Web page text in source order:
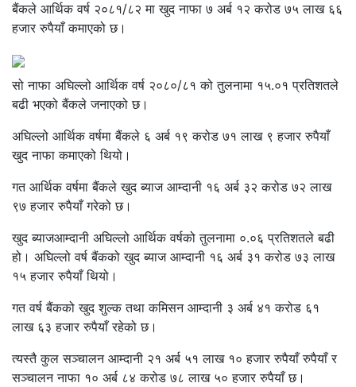
बैंकले आर्थिक वर्ष २०८१/८२ मा खुद नाफा ७ अर्ब १२ करोड ७५ लाख ६६
हजार रुपैयाँ कमाएको छ।
सो नाफा अघिल्लो आर्थिक वर्ष २०८०/८१ को तुलनामा १५.०१ प्रतिशतले
बढी भएको बैंकले जनाएको छ।
अघिल्लो आर्थिक वर्षमा बैंकले ६ अर्ब १९ करोड ७१ लाख ९ हजार रुपैयाँ
खुद नाफा कमाएको थियो।
गत आर्थिक वर्षमा बैंकले खुद ब्याज आम्दानी १६ अर्ब ३२ करोड ७२ लाख
९७ हजार रुपैयाँ गरेको छ।
खुद ब्याजआम्दानी अघिल्लो आर्थिक वर्षको तुलनामा ०.०६ प्रतिशतले बढी
हो। अघिल्लो वर्ष बैंकको खुद ब्याज आम्दानी १६ अर्ब ३१ करोड ७३ लाख
१५ हजार रुपैयाँ थियो।
गत वर्ष बैंकको खुद शुल्क तथा कमिसन आम्दानी ३ अर्ब ४१ करोड ६१
लाख ६३ हजार रुपैयाँ रहेको छ।
त्यस्तै कुल सञ्चालन आम्दानी २१ अर्ब ५१ लाख १० हजार रुपैयाँ रुपैयाँ र
सञ्चालन नाफा १० अर्ब ८४ करोड ७८ लाख ५० हजार रुपैयाँ छ।